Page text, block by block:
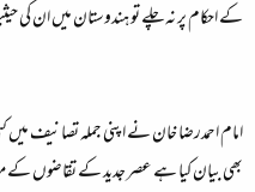
کے احکام پر نہ چلے تو ہندوستان میں ان کی
امام احمدرضا خان نے اپنی جملہ تصانیف میں
بھی بیان کیا ہے عصر جدید کے تقاضوں کے